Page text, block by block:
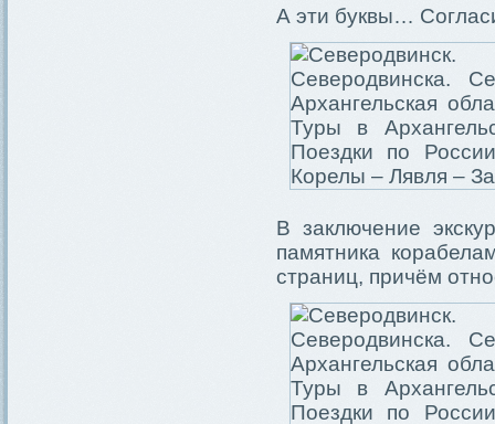
А эти буквы…
В заключение
памятника
страниц, причём